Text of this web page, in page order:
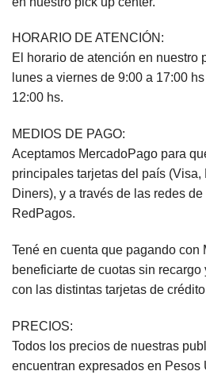
HORARIO DE ATENCIÓN:
El horario de atención en nuestro
lunes a viernes de 9:00 a 17:00
12:00 hs.
MEDIOS DE PAGO:
Aceptamos MercadoPago para
principales tarjetas del país (Visa,
Diners), y a través de las redes
RedPagos.
Tené en cuenta que pagando con
beneficiarte de cuotas sin
con las distintas tarjetas de
PRECIOS:
Todos los precios de nuestras
encuentran expresados en Pesos